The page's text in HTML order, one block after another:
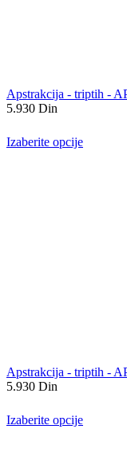
Apstrakcija - triptih -
5.930 Din
Izaberite opcije
Apstrakcija - triptih -
5.930 Din
Izaberite opcije